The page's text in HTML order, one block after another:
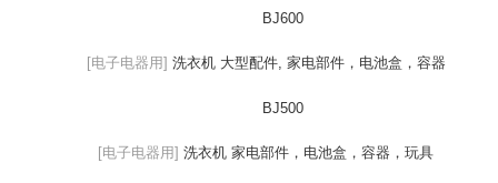
BJ600
[电子电器用] 洗衣机 大型配件, 家电部件，电池盒，容器
BJ500
[电子电器用] 洗衣机 家电部件，电池盒，容器，玩具